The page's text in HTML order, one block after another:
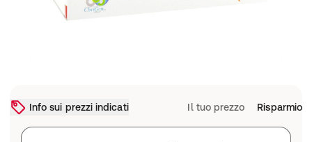
Info sui prezzi indicati Il tuo prezzo Risparmio